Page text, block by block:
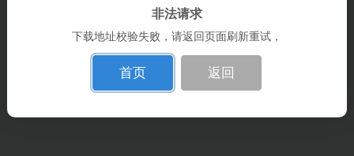
非法请求
下载地址校验失败，请返回页面刷新重试，
首页 返回